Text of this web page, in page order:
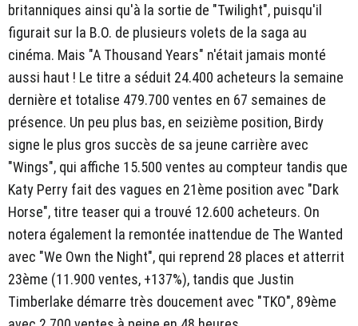
britanniques ainsi qu'à la sortie de "Twilight", puisqu'il
figurait sur la B.O. de plusieurs volets de la saga au
cinéma. Mais "A Thousand Years" n'était jamais monté
aussi haut ! Le titre a séduit 24.400 acheteurs la semaine
dernière et totalise 479.700 ventes en 67 semaines de
présence. Un peu plus bas, en seizième position, Birdy
signe le plus gros succès de sa jeune carrière avec
"Wings", qui affiche 15.500 ventes au compteur tandis que
Katy Perry fait des vagues en 21ème position avec "Dark
Horse", titre teaser qui a trouvé 12.600 acheteurs. On
notera également la remontée inattendue de The Wanted
avec "We Own the Night", qui reprend 28 places et atterrit
23ème (11.900 ventes, +137%), tandis que Justin
Timberlake démarre très doucement avec "TKO", 89ème